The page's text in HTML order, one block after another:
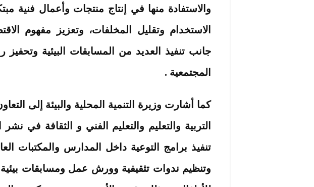
والاستفادة منها في إنتاج منتجات وأعمال فنية
الاستخدام وتقليل المخلفات، وتعزيز مفهوم
جانب تنفيذ العديد من المسابقات البيئية وتحفيز
المجتمعية .
كما أشارت وزيرة التنمية المحلية والبيئة إلى
التربية والتعليم والتعليم الفني و الثقافة في
تنفيذ برامج التوعية داخل المدارس والمكتبات
وتنظيم ندوات تثقيفية وورش عمل ومسابقات